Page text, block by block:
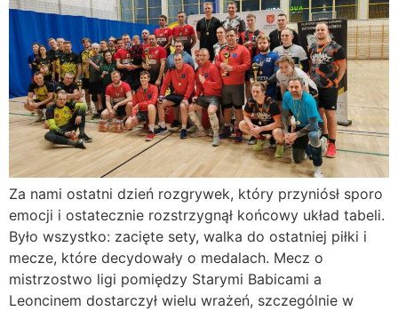
Za nami ostatni dzień rozgrywek, który przyniósł sporo
emocji i ostatecznie rozstrzygnął końcowy układ tabeli.
Było wszystko: zacięte sety, walka do ostatniej piłki i
mecze, które decydowały o medalach. Mecz o
mistrzostwo ligi pomiędzy Starymi Babicami a
Leoncinem dostarczył wielu wrażeń, szczególnie w